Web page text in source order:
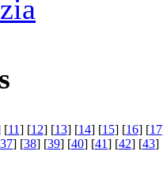
[11] [12] [13] [14] [15] [16] [17
37] [38] [39] [40] [41] [42] [43]